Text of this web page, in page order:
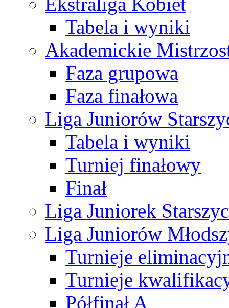
Tabela i wyniki
Akademickie
Faza grupowa
Faza finałowa
Liga Juniorów
Tabela i wyniki
Turniej finałowy
Finał
Liga Juniorek
Liga Juniorów
Turnieje
Turnieje
Półfinał A